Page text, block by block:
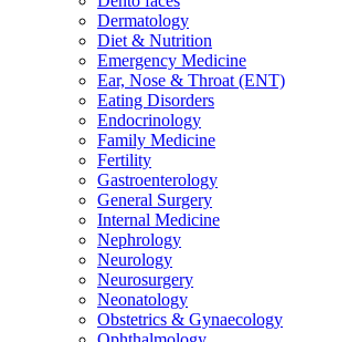
Dermatology
Diet & Nutrition
Emergency Medicine
Ear, Nose & Throat (ENT)
Eating Disorders
Endocrinology
Family Medicine
Fertility
Gastroenterology
General Surgery
Internal Medicine
Nephrology
Neurology
Neurosurgery
Neonatology
Obstetrics & Gynaecology